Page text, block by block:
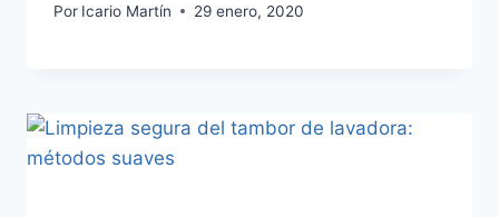
Por Icario Martín 29 enero, 2020